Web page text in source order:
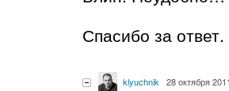
Спасибо за ответ.
klyuchnik 28 октября